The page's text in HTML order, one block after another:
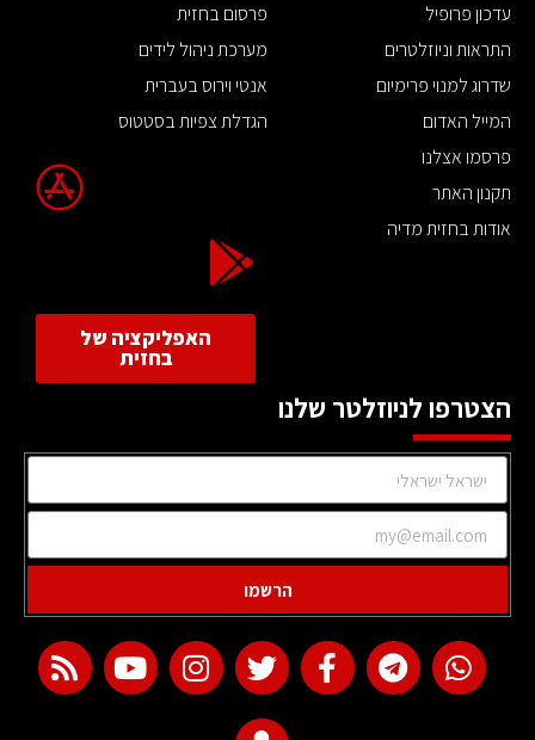
עדכון פרופיל
התראות וניוזלטרים
שדרוג למנוי פרימיום
המייל האדום
פרסמו אצלנו
תקנון האתר
אודות בחזית מדיה
פרסום בחזית
מערכת ניהול לידים
אנטי וירוס בעברית
הגדלת צפיות בסטטוס
האפליקציה של
בחזית
הצטרפו לניוזלטר שלנו
הרשמו